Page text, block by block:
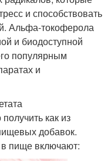
и способствовать
Альфа-токоферола
и биодоступной
популярным
и
как из
добавок.
пище включают: